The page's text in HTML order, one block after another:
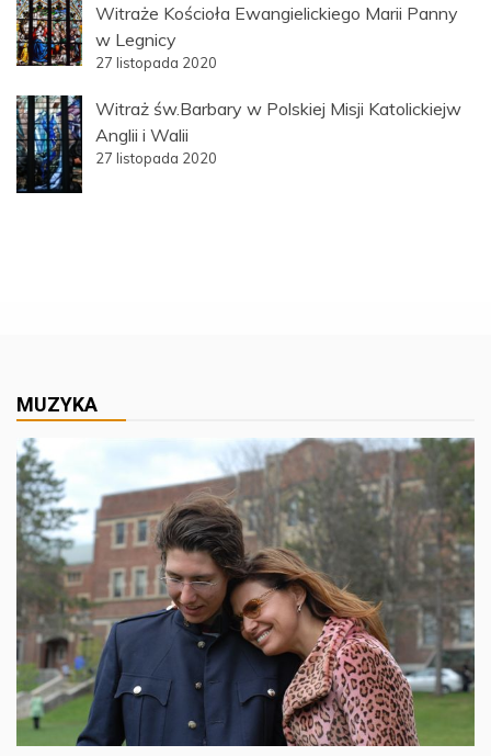
Witraże Kościoła Ewangielickiego Marii Panny
w Legnicy
27 listopada 2020
Witraż św.Barbary w Polskiej Misji Katolickiejw
Anglii i Walii
27 listopada 2020
MUZYKA